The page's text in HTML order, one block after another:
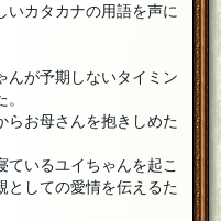
った！ [18年07月27日 21:36]
しく参加させていただいち
組多くて大人でも楽しいで
) [18年07月27日 21:35]
……まだこの問題は終わっ
日 21:32]
いカタカナの用語を声に
が予期しないタイミン
らお母さんを抱きしめた
ているユイちゃんを起こ
としての愛情を伝えるた